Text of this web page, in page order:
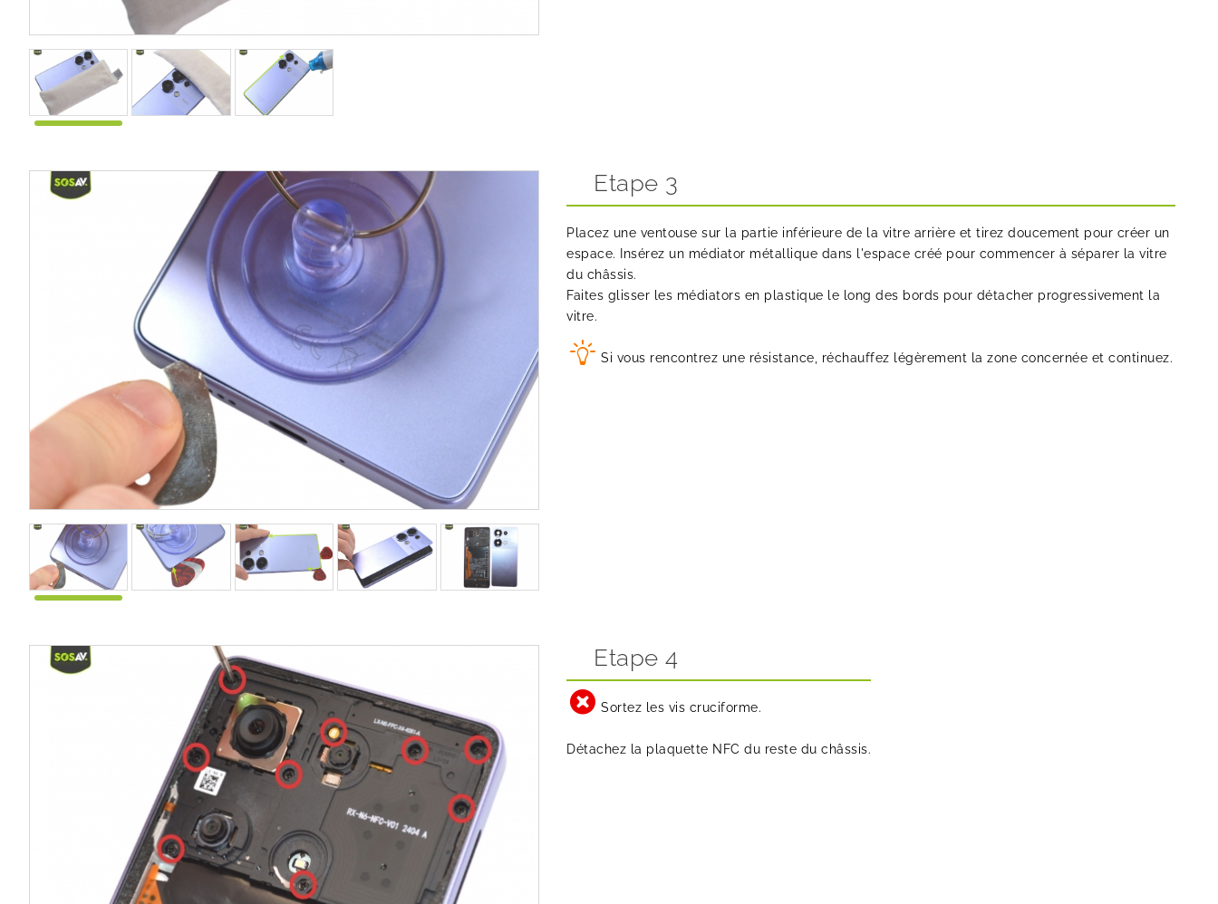
Etape 3
Placez une ventouse sur la partie inférieure de la vitre arrière et tirez doucement pour créer un
espace. Insérez un médiator métallique dans l'espace créé pour commencer à séparer la vitre
du châssis.
Faites glisser les médiators en plastique le long des bords pour détacher progressivement la
vitre.
Si vous rencontrez une résistance, réchauffez légèrement la zone concernée et continuez.
Etape 4
Sortez les vis cruciforme.
Détachez la plaquette NFC du reste du châssis.